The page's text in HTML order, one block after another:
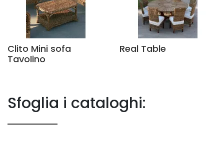
Clito Mini sofa
Tavolino
Real Table
Sfoglia i cataloghi: